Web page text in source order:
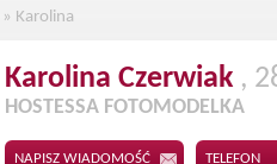
» Karolina
Karolina Czerwiak ,
HOSTESSA FOTOMODELKA
NAPISZ WIADOMOŚĆ TELEFON